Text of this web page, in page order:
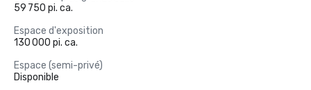
59 750 pi. ca.
Espace d'exposition
130 000 pi. ca.
Espace (semi-privé)
Disponible